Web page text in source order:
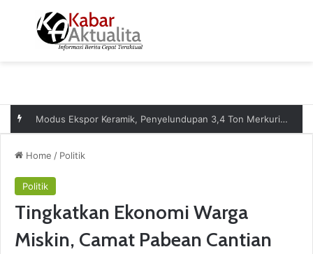
Menu
Modus Ekspor Keramik, Penyelundupan 3,4 Ton Merkuri senilai Rp17,5 Miliar ke Afrika Digagalkan
Home / Politik
Politik
Tingkatkan Ekonomi Warga
Miskin, Camat Pabean Cantian